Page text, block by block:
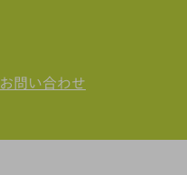
お問い合わせ